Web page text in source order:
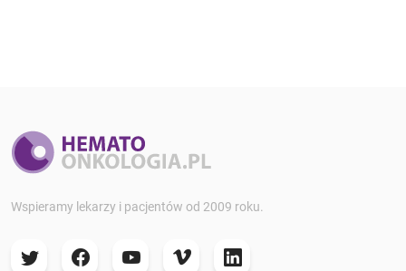
Wspieramy lekarzy i pacjentów od 2009 roku.